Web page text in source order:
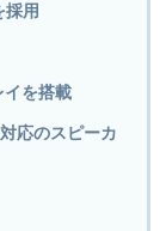
採用
イを搭載
応のスピーカ